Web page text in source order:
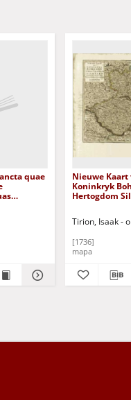
quae
Nieuwe
Koninkryk
Hertogdom
by Isaak
Tirion, Isaak -
[1736]
mapa